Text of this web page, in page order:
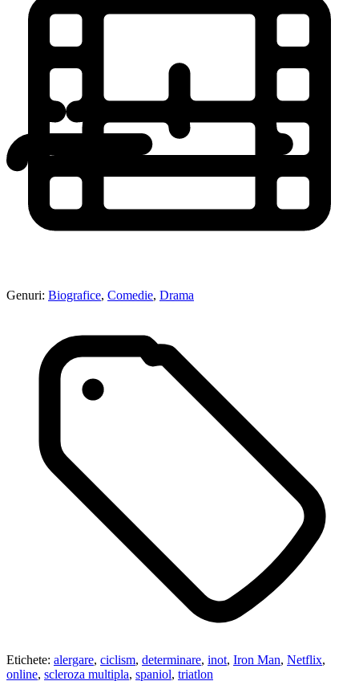
Genuri: Biografice, Comedie, Drama
Etichete: alergare, ciclism, determinare, inot, Iron Man, Netflix,
online, scleroza multipla, spaniol, triatlon